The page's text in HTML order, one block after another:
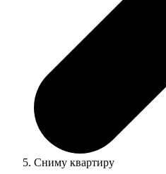
Сниму квартиру